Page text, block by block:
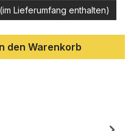
Lieferumfang enthalten)
gewünschten
den Warenkorb